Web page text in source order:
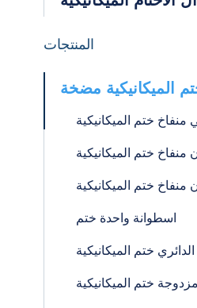
المنتجات
الميكانيكية مضخة
منفاخ ختم الميكانيكية
منفاخ ختم الميكانيكية
منفاخ ختم الميكانيكية
اسطوانة واحدة ختم
الدائري ختم الميكانيكية
ختم الميكانيكية